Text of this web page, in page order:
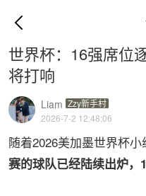
世界杯：16强席位
将打响
‌Liam Zzy新手村
2026-7-2 12:48:06
随着2026美加墨世界杯小
赛的球队已经陆续出炉，